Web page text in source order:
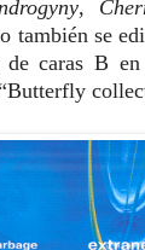
,
también se
caras B